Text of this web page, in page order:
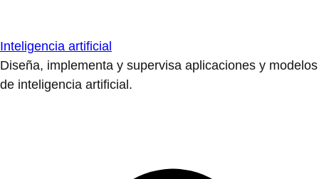
Inteligencia artificial
Diseña, implementa y supervisa aplicaciones y modelos
de inteligencia artificial.